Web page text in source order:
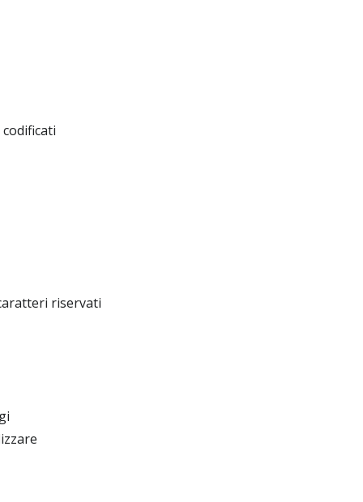
riservati